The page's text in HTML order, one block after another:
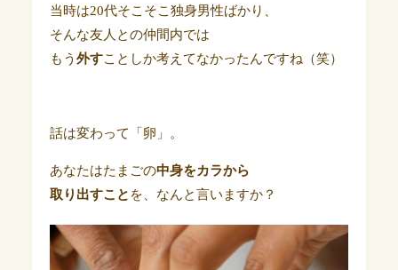
当時は20代そこそこ独身男性ばかり、
そんな友人との仲間内では
もう 外すことしか考えてなかったんですね（笑）
話は変わって「卵」。
あなたはたまごの中身をカラから
取り出すこと を、なんと言いますか？